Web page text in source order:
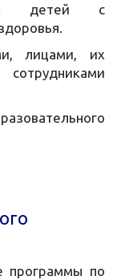
детей с
лицами, их
программы по